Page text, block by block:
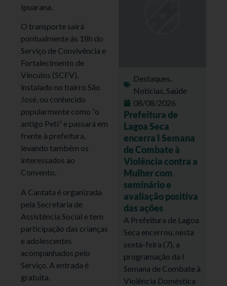
Ipuarana.
O transporte sairá
pontualmente às 18h do
Serviço de Convivência e
Fortalecimento de
Vínculos (SCFV),
instalado no bairro São
José, ou conhecido
popularmente como “o
antigo Peti” e passará em
frente à prefeitura,
levando também os
interessados ao
Convento.
A Cantata é organizada
pela Secretaria de
Assistência Social e tem
participação das crianças
e adolescentes
acompanhados pelo
Serviço. A entrada é
gratuita.
Destaques,
Notícias,Saúde
08/08/2026
Prefeitura de
Lagoa Seca
encerra I Semana
de Combate à
Violência contra a
Mulher com
seminário e
avaliação positiva
das ações
A Prefeitura de Lagoa
Seca encerrou, nesta
sexta-feira (7), a
programação da I
Semana de Combate à
Violência Doméstica